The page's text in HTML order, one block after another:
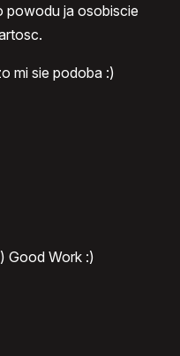
powodu ja osobiscie
mi sie podoba :)
Good Work :)